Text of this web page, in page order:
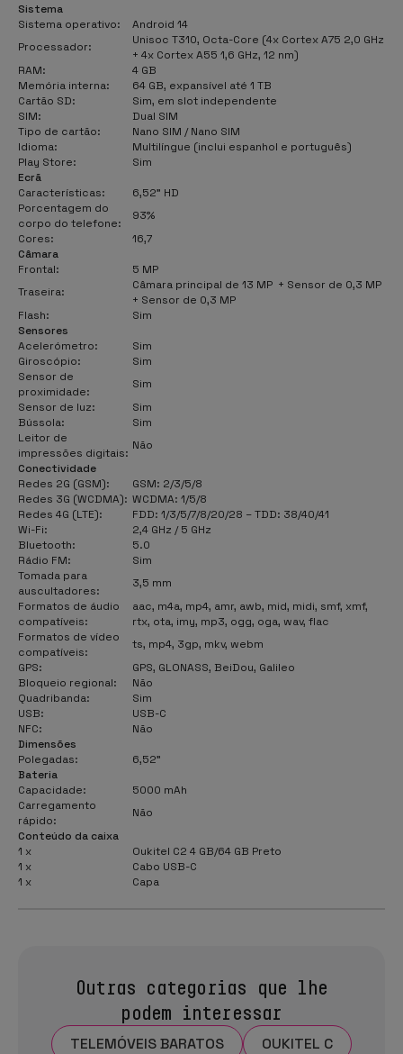
Sistema
Sistema operativo:
Android 14
Processador:
Unisoc T310, Octa-Core (4x Cortex A75 2,0 GHz
+ 4x Cortex A55 1,6 GHz, 12 nm)
RAM:
4 GB
Memória interna:
64 GB, expansível até 1 TB
Cartão SD:
Sim, em slot independente
SIM:
Dual SIM
Tipo de cartão:
Nano SIM / Nano SIM
Idioma:
Multilíngue (inclui espanhol e português)
Play Store:
Sim
Ecrã
Características:
6,52" HD
Porcentagem do
corpo do telefone:
93%
Cores:
16,7
Câmara
Frontal:
5 MP
Traseira:
Câmara principal de 13 MP + Sensor de 0,3 MP
+ Sensor de 0,3 MP
Flash:
Sim
Sensores
Acelerómetro:
Sim
Giroscópio:
Sim
Sensor de
proximidade:
Sim
Sensor de luz:
Sim
Bússola:
Sim
Leitor de
impressões digitais:
Não
Conectividade
Redes 2G (GSM):
GSM: 2/3/5/8
Redes 3G (WCDMA): WCDMA: 1/5/8
Redes 4G (LTE):
FDD: 1/3/5/7/8/20/28 – TDD: 38/40/41
Wi-Fi:
2,4 GHz / 5 GHz
Bluetooth:
5.0
Rádio FM:
Sim
Tomada para
auscultadores:
3,5 mm
Formatos de áudio
compatíveis:
aac, m4a, mp4, amr, awb, mid, midi, smf, xmf,
rtx, ota, imy, mp3, ogg, oga, wav, flac
Formatos de vídeo
compatíveis:
ts, mp4, 3gp, mkv, webm
GPS:
GPS, GLONASS, BeiDou, Galileo
Bloqueio regional:
Não
Quadribanda:
Sim
USB:
USB-C
NFC:
Não
Dimensões
Polegadas:
6,52"
Bateria
Capacidade:
5000 mAh
Carregamento
rápido:
Não
Conteúdo da caixa
1 x
Oukitel C2 4 GB/64 GB Preto
1 x
Cabo USB-C
1 x
Capa
Outras categorias que lhe
podem interessar
TELEMÓVEIS BARATOS
OUKITEL C